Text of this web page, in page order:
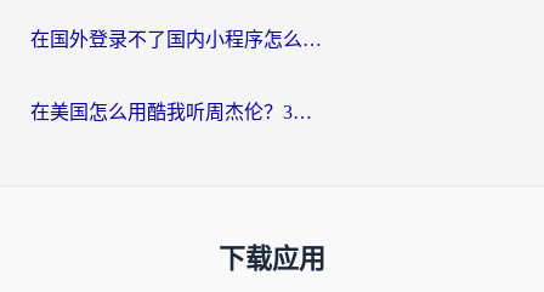
在国外登录不了国内小程序怎么办？选对回国加速器，轻松解锁国内资源
在美国怎么用酷我听周杰伦？3步搞定海外听歌难题
下载应用